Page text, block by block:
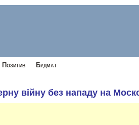
Позитив Будмат
війну без нападу на